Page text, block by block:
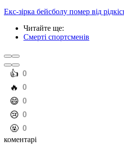
Екс-зірка бейсболу помер від
Читайте ще:
Смерті спортсменів
️👍 0
️🔥 0
️😄 0
️😢 0
️🤬 0
коментарі